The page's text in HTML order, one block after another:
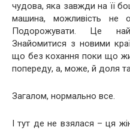
чудова, яка завжди на її
машина, можливість не
Подорожувати. Це
Знайомитися з новими
що без кохання поки що
попереду, а, може, й доля
Загалом, нормально все.
І тут де не взялася – ця